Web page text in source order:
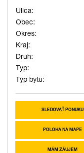
Ulica:
Obec:
Okres:
Kraj:
Druh:
Typ:
Typ bytu:
SLEDOVAŤ PONUKU
POLOHA NA MAPE
MÁM ZÁUJEM